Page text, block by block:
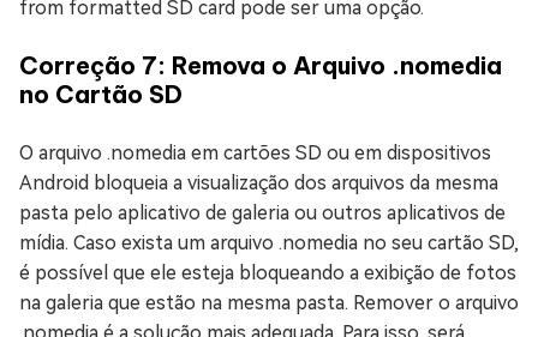
from formatted SD card pode ser uma opção.
Correção 7: Remova o Arquivo .nomedia
no Cartão SD
O arquivo .nomedia em cartões SD ou em dispositivos
Android bloqueia a visualização dos arquivos da mesma
pasta pelo aplicativo de galeria ou outros aplicativos de
mídia. Caso exista um arquivo .nomedia no seu cartão SD,
é possível que ele esteja bloqueando a exibição de fotos
na galeria que estão na mesma pasta. Remover o arquivo